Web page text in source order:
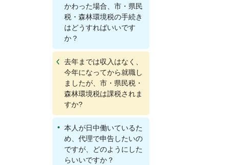
かわった場合、市・県民
税・森林環境税の手続き
はどうすればいいです
か？
去年までは収入はなく、
今年になってから就職し
ましたが、市・県民税・
森林環境税は課税されま
すか?
本人が日中働いているた
め、代理で申告したいの
ですが、どのようにした
らいいですか？